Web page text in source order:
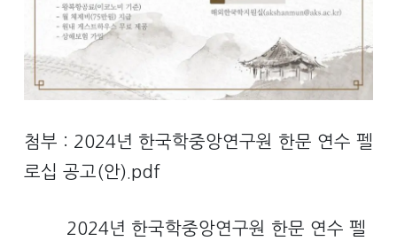
첨부 : 2024년 한국학중앙연구원 한문 연수 펠
로십 공고(안).pdf
2024년 한국학중앙연구원 한문 연수 펠